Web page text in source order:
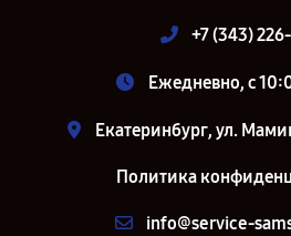
+7 (343)
Ежедневно, с
Екатеринбург, ул.
Политика
info@service-